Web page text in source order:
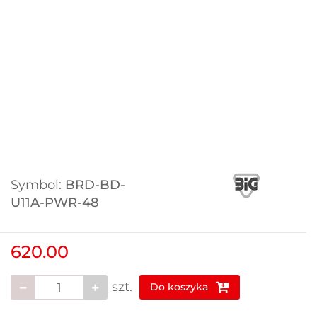
Symbol: BRD-BD-
U11A-PWR-48
620.00
szt. Do koszyka